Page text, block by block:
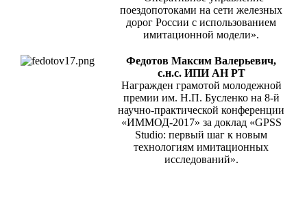
поездопотоками на сети железных
дорог России с использованием
имитационной модели».
Федотов Максим Валерьевич,
с.н.с. ИПИ АН РТ
Награжден грамотой молодежной
премии им. Н.П. Бусленко на 8-й
научно-практической конференции
«ИММОД-2017» за доклад «GPSS
Studio: первый шаг к новым
технологиям имитационных
исследований».